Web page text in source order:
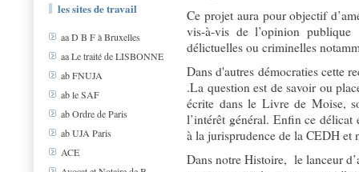
les sites de travail
aa D B F à Bruxelles
aa Le traité de LISBONNE
ab FNUJA
ab le SAF
ab Ordre de Paris
ab UJA Paris
ACE
Ce projet aura pour objectif
vis-à-vis de l’opinion
délictuelles ou criminelles
Dans d'autres démocraties cette
.La question est de savoir ou
écrite dans le Livre de Moise,
l’intérêt général. Enfin ce
à la jurisprudence de la CEDH et
Dans notre Histoire, le lanceur